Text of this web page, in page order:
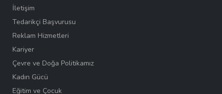
İletişim
Tedarikçi Başvurusu
Reklam Hizmetleri
Kariyer
Çevre ve Doğa Politikamız
Kadın Gücü
Eğitim ve Çocuk